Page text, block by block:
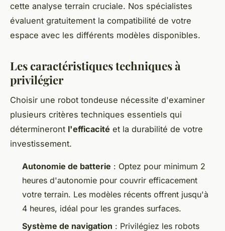
cette analyse terrain cruciale. Nos spécialistes
évaluent gratuitement la compatibilité de votre
espace avec les différents modèles disponibles.
Les caractéristiques techniques à
privilégier
Choisir une robot tondeuse nécessite d'examiner
plusieurs critères techniques essentiels qui
détermineront l'efficacité et la durabilité de votre
investissement.
Autonomie de batterie : Optez pour minimum 2
heures d'autonomie pour couvrir efficacement
votre terrain. Les modèles récents offrent jusqu'à
4 heures, idéal pour les grandes surfaces.
Système de navigation : Privilégiez les robots